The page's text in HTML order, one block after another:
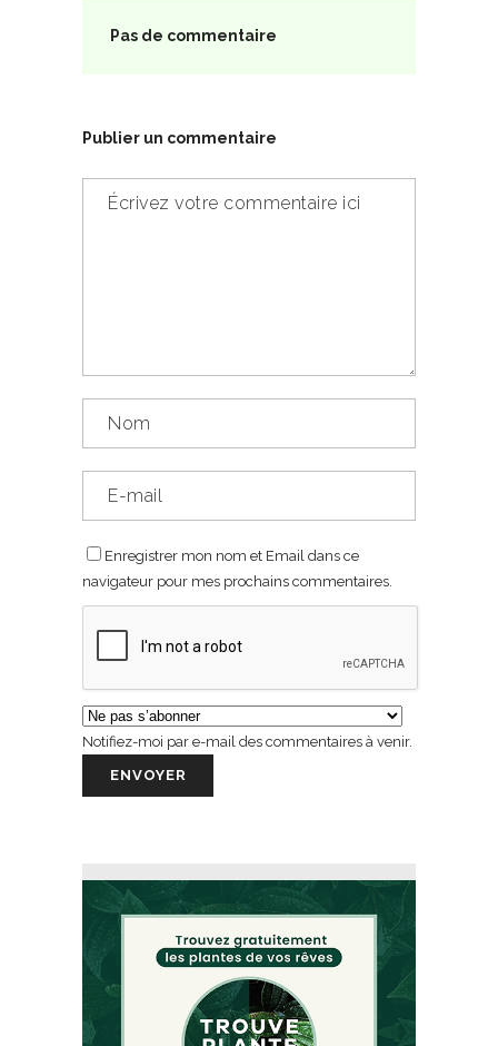
Pas de commentaire
Publier un commentaire
Enregistrer mon nom et Email dans ce
navigateur pour mes prochains commentaires.
Notifiez-moi par e-mail des commentaires à venir.